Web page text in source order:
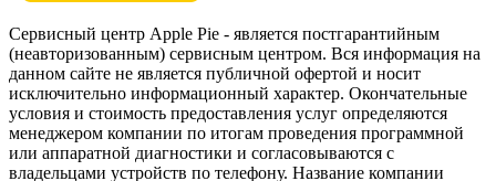
Сервисный центр Apple Pie - является постгарантийным
(неавторизованным) сервисным центром. Вся информация на
данном сайте не является публичной офертой и носит
исключительно информационный характер. Окончательные
условия и стоимость предоставления услуг определяются
менеджером компании по итогам проведения программной
или аппаратной диагностики и согласовываются с
владельцами устройств по телефону. Название компании